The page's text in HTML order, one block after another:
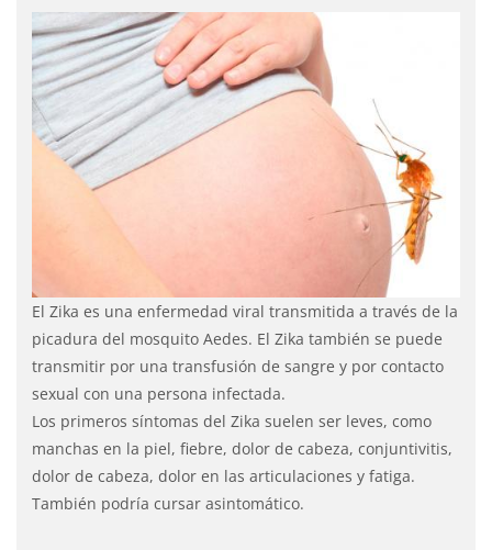
El Zika es una enfermedad viral transmitida a través de la
picadura del mosquito Aedes. El Zika también se puede
transmitir por una transfusión de sangre y por contacto
sexual con una persona infectada.
Los primeros síntomas del Zika suelen ser leves, como
manchas en la piel, fiebre, dolor de cabeza, conjuntivitis,
dolor de cabeza, dolor en las articulaciones y fatiga.
También podría cursar asintomático.